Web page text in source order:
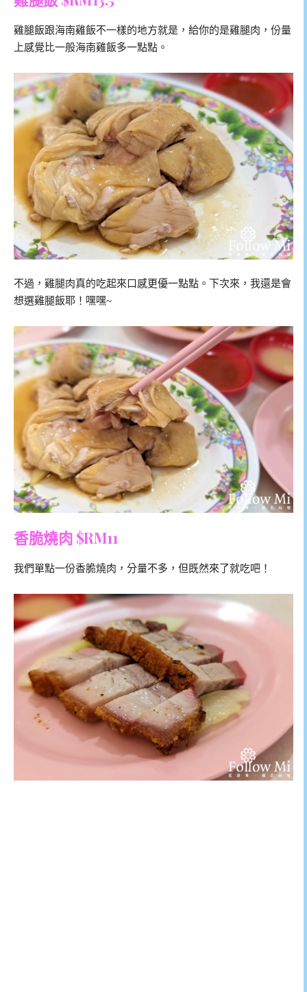
雞腿飯跟海南雞飯不一樣的地方就是，給你的是雞腿肉，份量
上感覺比一般海南雞飯多一點點。
不過，雞腿肉真的吃起來口感更優一點點。下次來，我還是會
想選雞腿飯耶！嘿嘿~
香脆燒肉 $RM11
我們單點一份香脆燒肉，分量不多，但既然來了就吃吧！